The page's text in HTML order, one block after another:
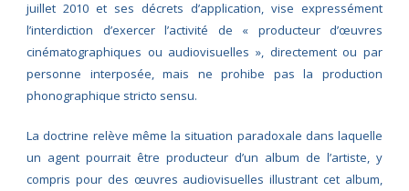
juillet 2010 et ses décrets d’application, vise expressément
l’interdiction d’exercer l’activité de « producteur d’œuvres
cinématographiques ou audiovisuelles », directement ou par
personne interposée, mais ne prohibe pas la production
phonographique stricto sensu.
La doctrine relève même la situation paradoxale dans laquelle
un agent pourrait être producteur d’un album de l’artiste, y
compris pour des œuvres audiovisuelles illustrant cet album,